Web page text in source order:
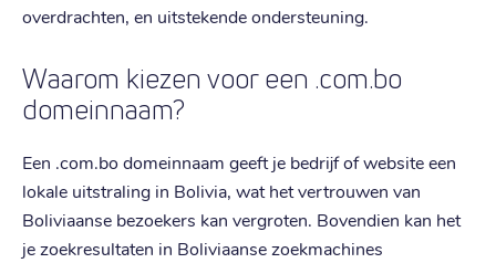
overdrachten, en uitstekende ondersteuning.
Waarom kiezen voor een .com.bo
domeinnaam?
Een .com.bo domeinnaam geeft je bedrijf of website een
lokale uitstraling in Bolivia, wat het vertrouwen van
Boliviaanse bezoekers kan vergroten. Bovendien kan het
je zoekresultaten in Boliviaanse zoekmachines